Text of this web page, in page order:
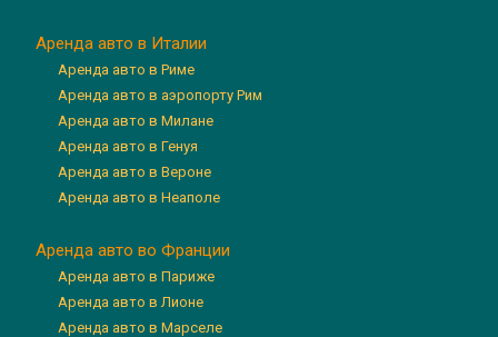
Аренда авто в Италии
Аренда авто в Риме
Аренда авто в аэропорту Рим
Аренда авто в Милане
Аренда авто в Генуя
Аренда авто в Вероне
Аренда авто в Неаполе
Аренда авто во Франции
Аренда авто в Париже
Аренда авто в Лионе
Аренда авто в Марселе